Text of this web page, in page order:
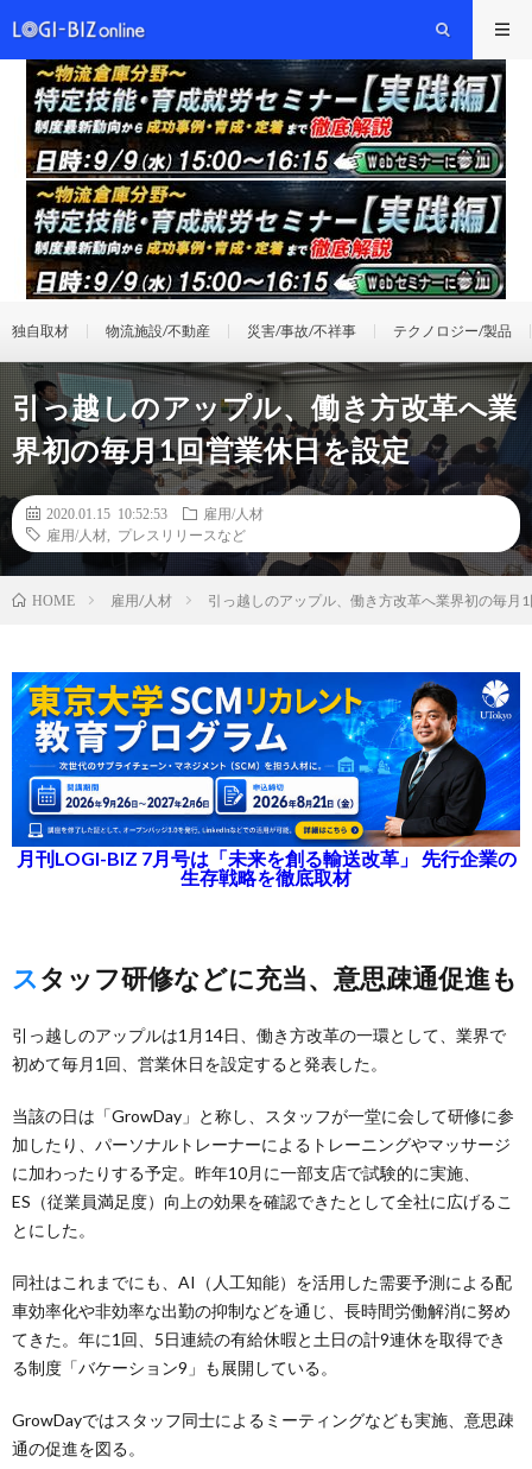
独自取材 物流施設/不動産 災害/事故/不祥事 テクノロジー/製品
引っ越しのアップル、働き方改革へ業
界初の毎月1回営業休日を設定
2020.01.15 10:52:53
雇用/人材
雇用/人材
プレスリリースなど
HOME 雇用/人材 引っ越しのアップル、働き方改革へ業界初の毎月
月刊LOGI-BIZ 7月号は「未来を創る輸送改革」 先行企業の
生存戦略を徹底取材
スタッフ研修などに充当、意思疎通促進も
引っ越しのアップルは1月14日、働き方改革の一環として、業界で
初めて毎月1回、営業休日を設定すると発表した。
当該の日は「GrowDay」と称し、スタッフが一堂に会して研修に参
加したり、パーソナルトレーナーによるトレーニングやマッサージ
に加わったりする予定。昨年10月に一部支店で試験的に実施、
ES（従業員満足度）向上の効果を確認できたとして全社に広げるこ
とにした。
同社はこれまでにも、AI（人工知能）を活用した需要予測による配
車効率化や非効率な出勤の抑制などを通じ、長時間労働解消に努め
てきた。年に1回、5日連続の有給休暇と土日の計9連休を取得でき
る制度「バケーション9」も展開している。
GrowDayではスタッフ同士によるミーティングなども実施、意思疎
通の促進を図る。